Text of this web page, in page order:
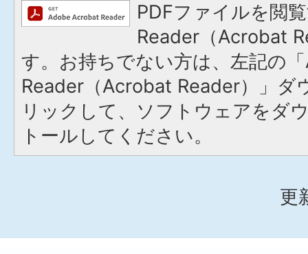
PDFファイルを閲
Reader（Acrobat
す。お持ちでない方は、左記の
Reader（Acrobat Reader）」ダ
リックして、ソフトウェアをダ
トールしてください。
更